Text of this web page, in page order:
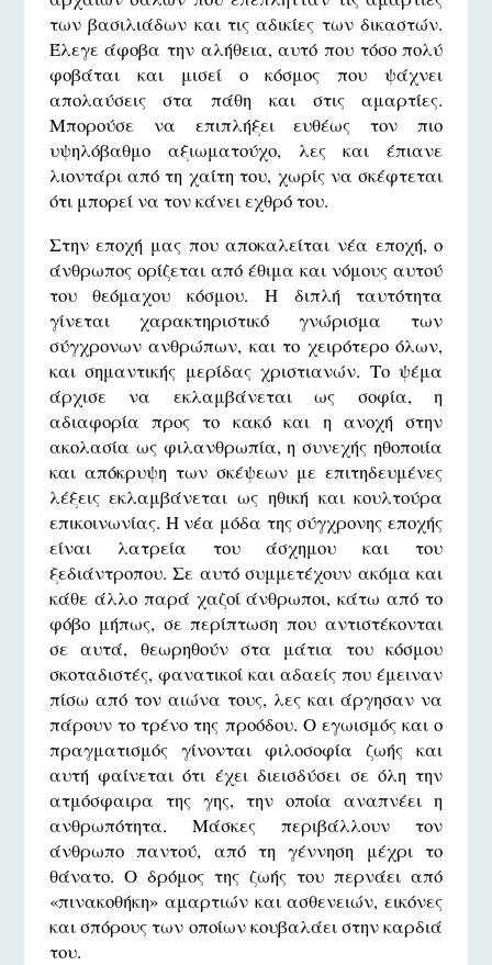
των βασιλιάδων και τις αδικίες των δικαστών.
Έλεγε άφοβα την αλήθεια, αυτό που τόσο πολύ
φοβάται και μισεί ο κόσμος που ψάχνει
απολαύσεις στα πάθη και στις αμαρτίες.
Μπορούσε να επιπλήξει ευθέως τον πιο
υψηλόβαθμο αξιωματούχο, λες και έπιανε
λιοντάρι από τη χαίτη του, χωρίς να σκέφτεται
ότι μπορεί να τον κάνει εχθρό του.
Στην εποχή μας που αποκαλείται νέα εποχή, ο
άνθρωπος ορίζεται από έθιμα και νόμους αυτού
του θεόμαχου κόσμου. Η διπλή ταυτότητα
γίνεται χαρακτηριστικό γνώρισμα των
σύγχρονων ανθρώπων, και το χειρότερο όλων,
και σημαντικής μερίδας χριστιανών. Το ψέμα
άρχισε να εκλαμβάνεται ως σοφία, η
αδιαφορία προς το κακό και η ανοχή στην
ακολασία ως φιλανθρωπία, η συνεχής ηθοποιία
και απόκρυψη των σκέψεων με επιτηδευμένες
λέξεις εκλαμβάνεται ως ηθική και κουλτούρα
επικοινωνίας. Η νέα μόδα της σύγχρονης εποχής
είναι λατρεία του άσχημου και του
ξεδιάντροπου. Σε αυτό συμμετέχουν ακόμα και
κάθε άλλο παρά χαζοί άνθρωποι, κάτω από το
φόβο μήπως, σε περίπτωση που αντιστέκονται
σε αυτά, θεωρηθούν στα μάτια του κόσμου
σκοταδιστές, φανατικοί και αδαείς που έμειναν
πίσω από τον αιώνα τους, λες και άργησαν να
πάρουν το τρένο της προόδου. Ο εγωισμός και ο
πραγματισμός γίνονται φιλοσοφία ζωής και
αυτή φαίνεται ότι έχει διεισδύσει σε όλη την
ατμόσφαιρα της γης, την οποία αναπνέει η
ανθρωπότητα. Μάσκες περιβάλλουν τον
άνθρωπο παντού, από τη γέννηση μέχρι το
θάνατο. Ο δρόμος της ζωής του περνάει από
«πινακοθήκη» αμαρτιών και ασθενειών, εικόνες
και σπόρους των οποίων κουβαλάει στην καρδιά
του.